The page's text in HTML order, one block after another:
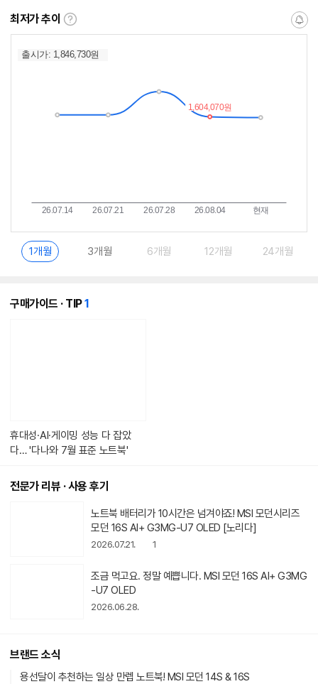
최저가 추이
최
가
알
1개월 3개월 6개월 12개월 24개월
구매가이드 · TIP1개
휴대성·AI·게이밍 성능 다 잡았
다… '다나와 7월 표준 노트북'
전문가 리뷰 · 사용 후기
노트북 배터리가 10시간은 넘겨야죠! MSI 모던시리즈
모던 16S AI+ G3MG-U7 OLED [노리다]
2026.07.21. 1
조금 먹고요. 정말 예쁩니다. MSI 모던 16S AI+ G3MG
-U7 OLED
2026.06.28.
브랜드 소식
용선달이 추천하는 일상 만렙 노트북! MSI 모던 14S & 16S